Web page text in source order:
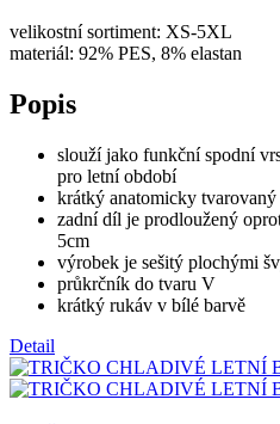
velikostní sortiment: XS-5XL
materiál: 92% PES, 8% elastan
Popis
slouží jako funkční spodní
pro letní období
krátký anatomicky
zadní díl je prodloužený
5cm
výrobek je sešitý plochými
průkrčník do tvaru V
krátký rukáv v bílé barvě
Detail